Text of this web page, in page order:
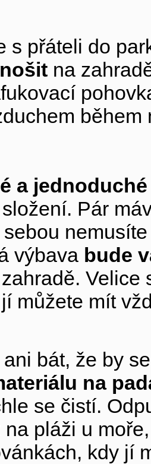
s přáteli do
na
a
Pár
výbava bude
můžete mít
bát, že by
na
se čistí.
pláži u
kdy jí